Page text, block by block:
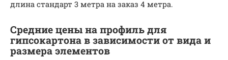
длина стандарт 3 метра на заказ 4 метра.
Средние цены на профиль для
гипсокартона в зависимости от вида и
размера элементов